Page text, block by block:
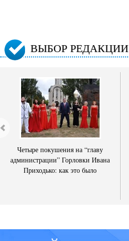
ВЫБОР РЕДАКЦИИ
Четыре покушения на “главу
администрации” Горловки Ивана
Приходько: как это было